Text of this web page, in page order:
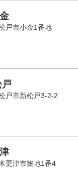
戸市小金1番地
戸
戸市新松戸3-2-2
更津市築地1番4